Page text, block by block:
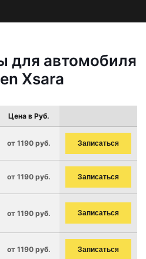
для автомобиля
Xsara
Цена в Руб.
от 1190 руб. Записаться
от 1190 руб. Записаться
от 1190 руб. Записаться
от 1190 руб. Записаться